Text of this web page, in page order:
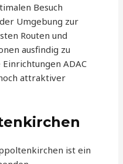
Besuch
Umgebung zur
Routen und
ausfindig zu
ADAC
attraktiver
ist ein